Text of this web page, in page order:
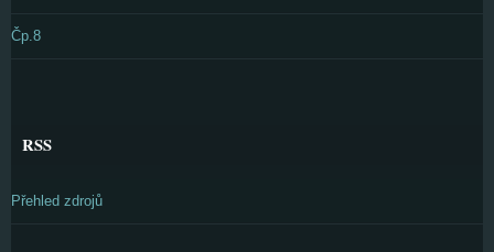
Čp.8
RSS
Přehled zdrojů